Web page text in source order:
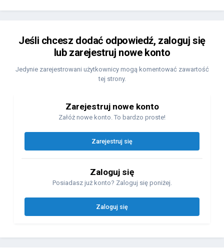
Jeśli chcesz dodać odpowiedź, zaloguj się
lub zarejestruj nowe konto
Jedynie zarejestrowani użytkownicy mogą komentować zawartość
tej strony.
Zarejestruj nowe konto
Załóż nowe konto. To bardzo proste!
Zarejestruj się
Zaloguj się
Posiadasz już konto? Zaloguj się poniżej.
Zaloguj się